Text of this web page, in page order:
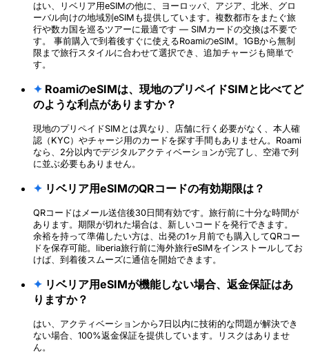
はい、リベリア用eSIMの他に、ヨーロッパ、アジア、北米、グロ
ーバル向けの地域別eSIMも提供しています。複数都市をまたぐ旅
行や数カ国を巡るツアーに最適です — SIMカードの交換は不要で
す。 事前購入で到着後すぐに使えるRoamiのeSIM。1GBから無制
限まで旅行スタイルに合わせて選択でき、追加チャージも簡単で
す。
✦ RoamiのeSIMは、現地のプリペイドSIMと比べてど
のような利点がありますか？
現地のプリペイドSIMとは異なり、店舗に行く必要がなく、本人確
認（KYC）やチャージ用のカードを探す手間もありません。Roami
なら、2分以内でデジタルアクティベーションが完了し、空港で列
に並ぶ必要もありません。
✦ リベリア用eSIMのQRコードの有効期限は？
QRコードはメール送信後30日間有効です。旅行前に十分な時間が
あります。期限が切れた場合は、新しいコードを発行できます。
余裕を持って準備したい方は、出発の1ヶ月前でも購入してQRコー
ドを保存可能。liberia旅行前に海外旅行eSIMをインストールしてお
けば、到着後スムーズに通信を開始できます。
✦ リベリア用eSIMが機能しない場合、返金保証はあ
りますか？
はい、アクティベーションから7日以内に技術的な問題が解決でき
ない場合、100%返金保証を提供しています。リスクはありませ
ん。